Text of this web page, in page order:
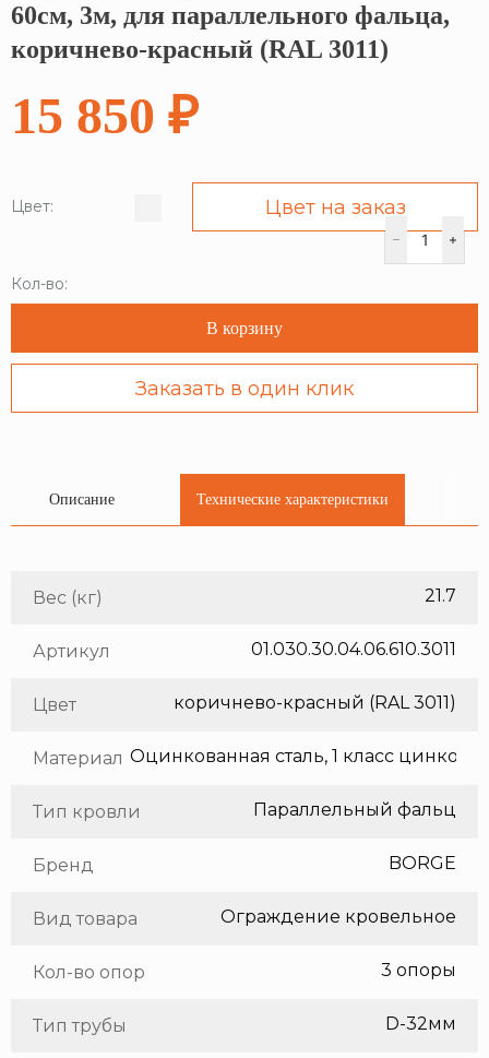
60см, 3м, для параллельного фальца,
коричнево-красный (RAL 3011)
15 850 ₽
Цвет: Цвет на заказ
Кол-во:
В корзину
Заказать в один клик
Описание Технические характеристики
Вес (кг) 21.7
Артикул 01.030.30.04.06.610.3011
Цвет коричнево-красный (RAL 3011)
Материал
Тип кровли Параллельный фальц
Бренд BORGE
Вид товара Ограждение кровельное
Кол-во опор 3 опоры
Тип трубы D-32мм